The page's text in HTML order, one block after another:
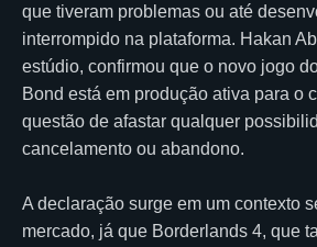
que tiveram problemas ou até
interrompido na plataforma. Hakan
estúdio, confirmou que o novo jogo
Bond está em produção ativa para o
questão de afastar qualquer
cancelamento ou abandono.
A declaração surge em um contexto
mercado, já que Borderlands 4, que